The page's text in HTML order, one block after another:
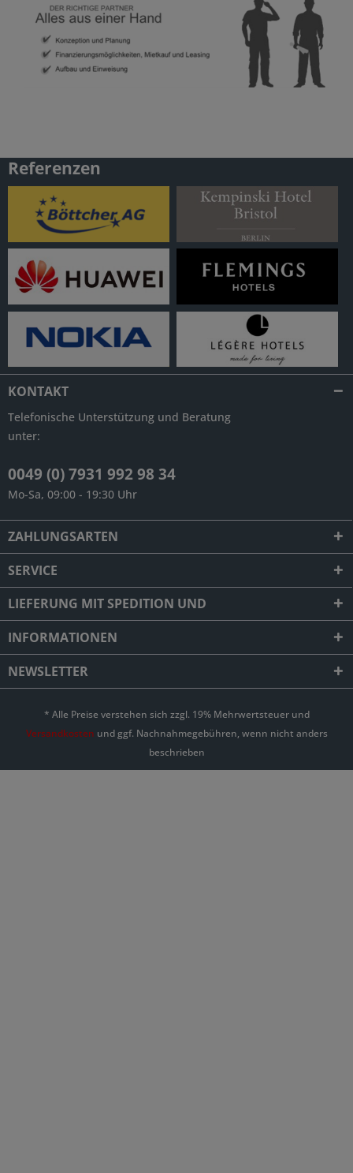
Referenzen
KONTAKT
Telefonische Unterstützung und Beratung
unter:
0049 (0) 7931 992 98 34
Mo-Sa, 09:00 - 19:30 Uhr
ZAHLUNGSARTEN
SERVICE
LIEFERUNG MIT SPEDITION UND
INFORMATIONEN
NEWSLETTER
* Alle Preise verstehen sich zzgl. 19% Mehrwertsteuer und
Versandkosten und ggf. Nachnahmegebühren, wenn nicht anders
beschrieben